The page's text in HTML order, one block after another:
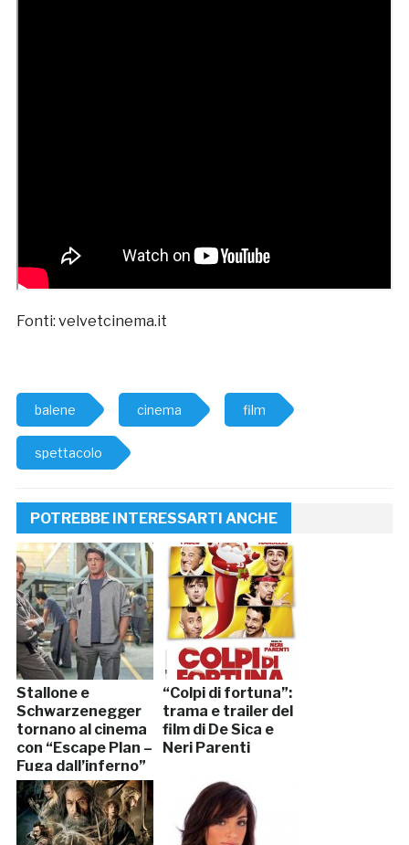
Fonti: velvetcinema.it
balene cinema film
spettacolo
POTREBBE INTERESSARTI ANCHE
Stallone e
Schwarzenegger
tornano al cinema
con “Escape Plan –
Fuga dall’inferno”
“Colpi di fortuna”:
trama e trailer del
film di De Sica e
Neri Parenti